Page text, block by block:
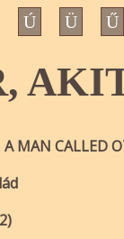
Ú Ü Ű
A MAN CALLED